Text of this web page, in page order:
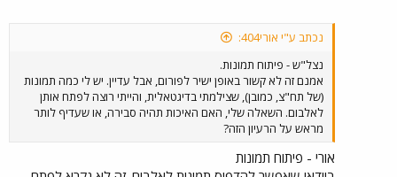
נכתב ע"י אורי404:
נצל"ש - פיתוח תמונות.
אמנם זה לא קשור באופן ישיר לפורום, אבל עדיין. יש לי כמה תמונות
(של תח"צ, כמובן), שצילמתי בדיגטאלית, והייתי רוצה לפתח אותן
לאלבום. השאלה שלי, האם האיכות תהיה סבירה, או שעדיף לותר
מראש על הרעיון הזה?
אורי - פיתוח תמונות